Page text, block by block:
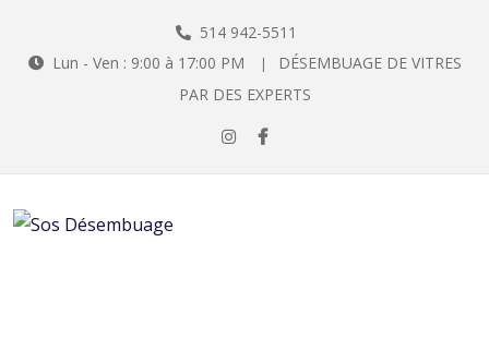
514 942-5511
Lun - Ven : 9:00 à 17:00 PM
|
DÉSEMBUAGE DE VITRES
PAR DES EXPERTS